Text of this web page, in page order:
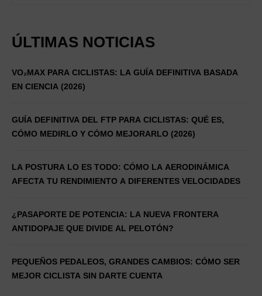
ÚLTIMAS NOTICIAS
VO₂MAX PARA CICLISTAS: LA GUÍA DEFINITIVA BASADA
EN CIENCIA (2026)
GUÍA DEFINITIVA DEL FTP PARA CICLISTAS: QUÉ ES,
CÓMO MEDIRLO Y CÓMO MEJORARLO (2026)
LA POSTURA LO ES TODO: CÓMO LA AERODINÁMICA
AFECTA TU RENDIMIENTO A DIFERENTES VELOCIDADES
¿PASAPORTE DE POTENCIA: LA NUEVA FRONTERA
ANTIDOPAJE QUE DIVIDE AL PELOTÓN?
PEQUEÑOS PEDALEOS, GRANDES CAMBIOS: CÓMO SER
MEJOR CICLISTA SIN DARTE CUENTA